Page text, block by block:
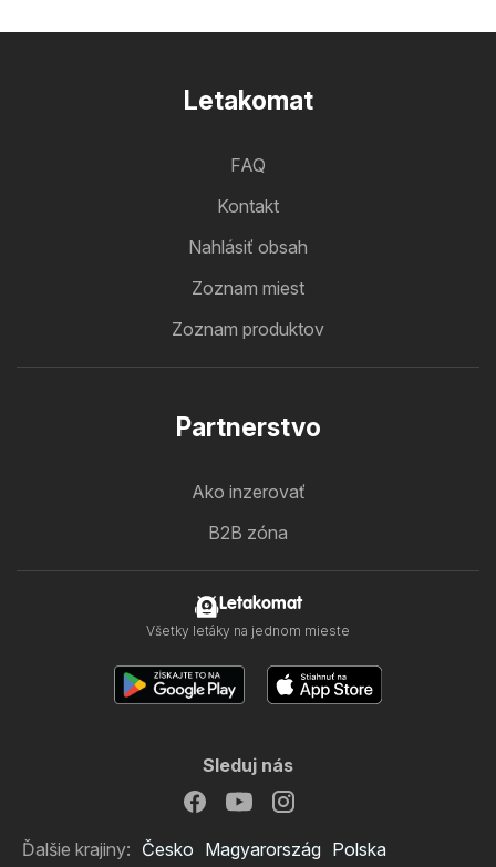
Letakomat
FAQ
Kontakt
Nahlásiť obsah
Zoznam miest
Zoznam produktov
Partnerstvo
Ako inzerovať
B2B zóna
Letakomat
Všetky letáky na jednom mieste
Sleduj nás
Ďalšie krajiny: Česko Magyarország Polska